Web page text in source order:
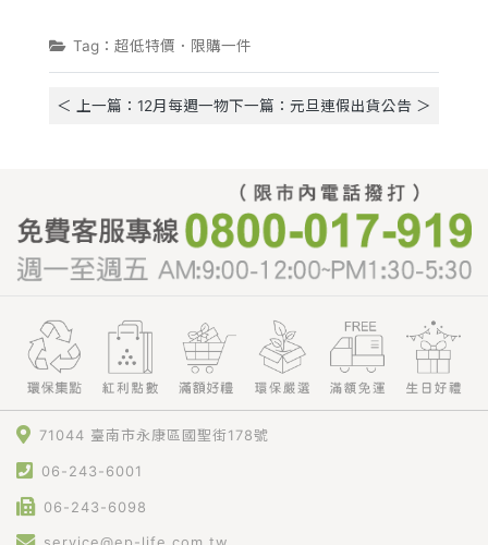
Tag：超低特價．限購一件
＜ 上一篇：12月每週一物下一篇：元旦連假出貨公告 ＞
71044 臺南市永康區國聖街178號
06-243-6001
06-243-6098